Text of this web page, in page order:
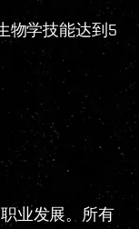
物学技能达到5
业发展。所有